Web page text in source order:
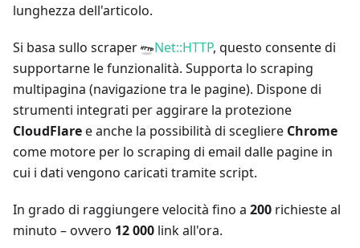
lunghezza dell'articolo.
Si basa sullo scraper Net::HTTP, questo consente di
supportarne le funzionalità. Supporta lo scraping
multipagina (navigazione tra le pagine). Dispone di
strumenti integrati per aggirare la protezione
CloudFlaree anche la possibilità di scegliere Chrome
come motore per lo scraping di email dalle pagine in
cui i dati vengono caricati tramite script.
In grado di raggiungere velocità fino a 200 richieste al
minuto – ovvero 12 000 link all'ora.